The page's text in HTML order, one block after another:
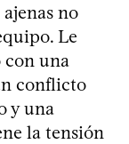
no
Le
con una
conflicto
y una
la tensión